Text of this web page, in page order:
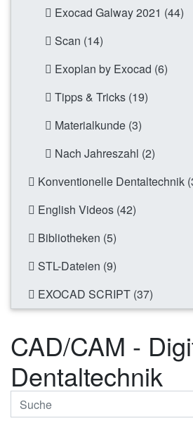
Exocad Galway 2021 (44)
Scan (14)
Exoplan by Exocad (6)
Tipps & Tricks (19)
Materialkunde (3)
Nach Jahreszahl (2)
Konventionelle Dentaltechnik
English Videos (42)
Bibliotheken (5)
STL-Dateien (9)
EXOCAD SCRIPT (37)
CAD/CAM -
Dentaltechnik